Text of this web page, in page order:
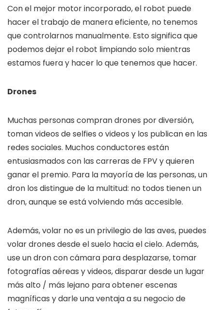
Con el mejor motor incorporado, el robot puede
hacer el trabajo de manera eficiente, no tenemos
que controlarnos manualmente. Esto significa que
podemos dejar el robot limpiando solo mientras
estamos fuera y hacer lo que tenemos que hacer.
Drones
Muchas personas compran drones por diversión,
toman videos de selfies o videos y los publican en las
redes sociales. Muchos conductores están
entusiasmados con las carreras de FPV y quieren
ganar el premio. Para la mayoría de las personas, un
dron los distingue de la multitud: no todos tienen un
dron, aunque se está volviendo más accesible.
Además, volar no es un privilegio de las aves, puedes
volar drones desde el suelo hacia el cielo. Además,
use un dron con cámara para desplazarse, tomar
fotografías aéreas y videos, disparar desde un lugar
más alto / más lejano para obtener escenas
magníficas y darle una ventaja a su negocio de